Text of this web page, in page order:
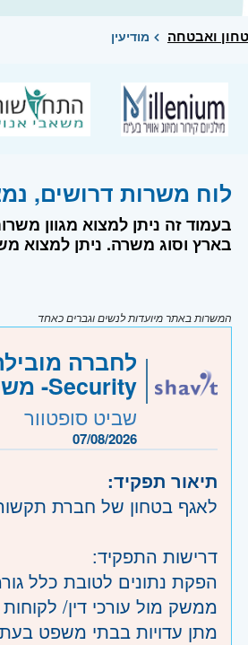
ואבטחה מודיעין
לוח משרות דרושים, נמצאו 1 משרות עבודה בתחום
בעמוד זה ניתן למצוא מגוון
בארץ וסוג משרה. ניתן למצוא
המשרות באתר מיועדות לנשים וגברים כאחד
Security- משרה חלקית
שביט סופטוור
07/08/2026
תיאור תפקיד:
לאגף בטחון של חברת
דרישות התפקיד:
הפקת נתונים לטובת כלל
ממשק מול עורכי דין/
מתן עדויות בבתי משפט